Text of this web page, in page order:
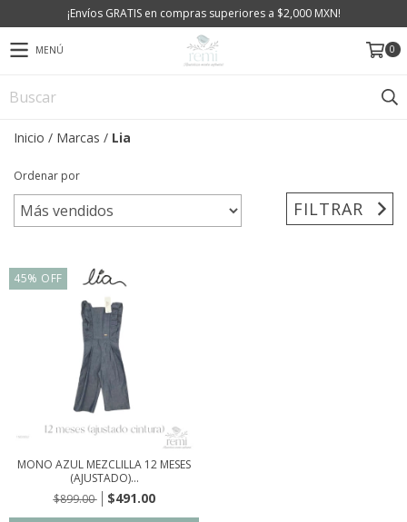
¡Envíos GRATIS en compras superiores a $2,000 MXN!
MENÚ 0
Inicio / Marcas / Lia
Ordenar por
FILTRAR
45% OFF
MONO AZUL MEZCLILLA 12 MESES
(AJUSTADO)...
$899.00
$491.00